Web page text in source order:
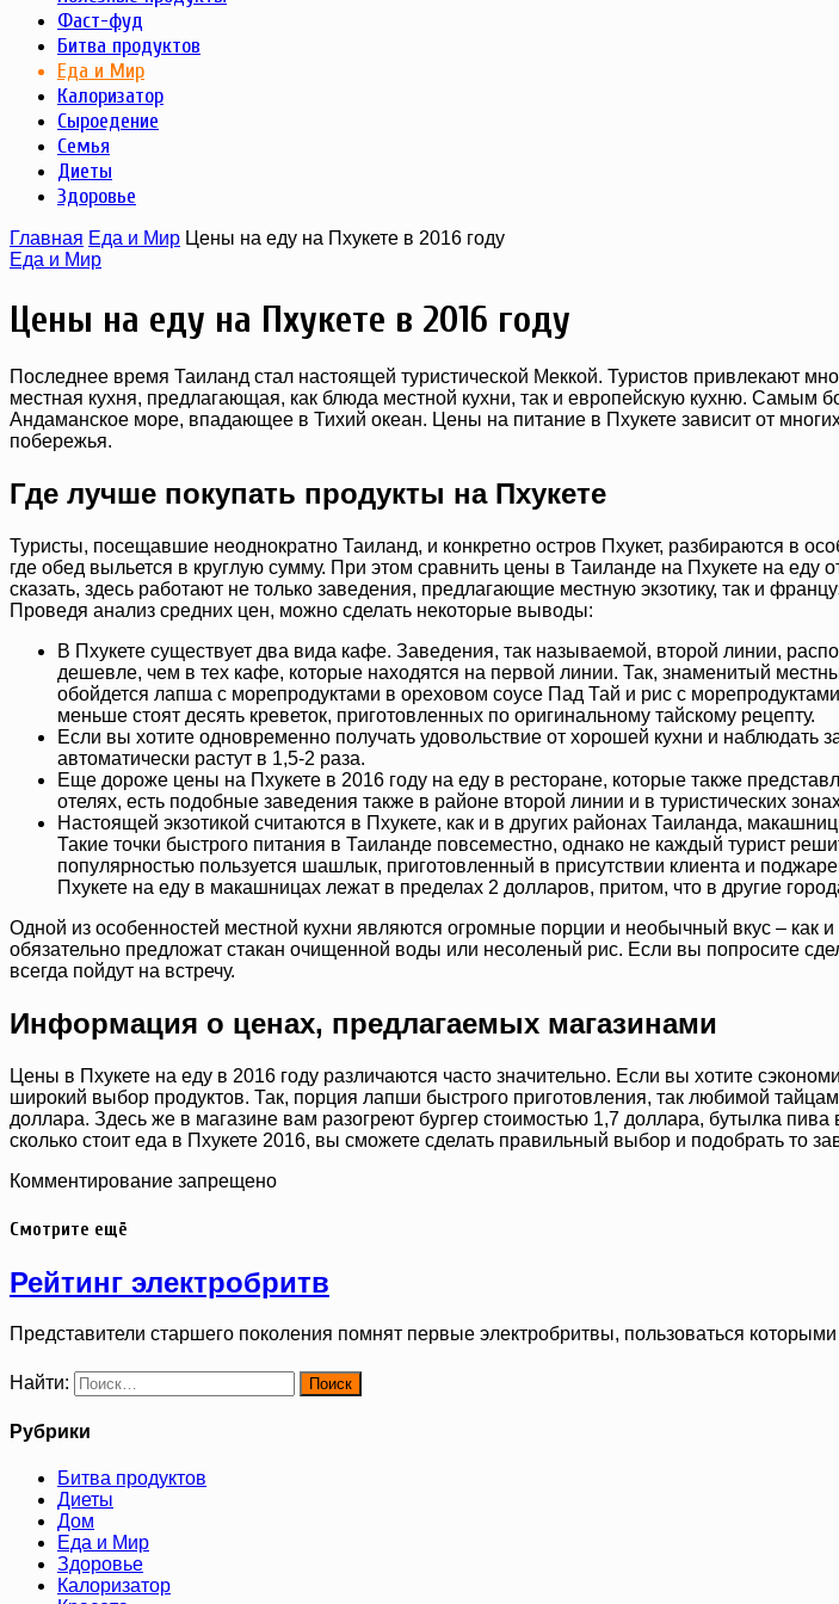
Фаст-фуд
Битва продуктов
Еда и Мир
Калоризатор
Сыроедение
Семья
Диеты
Здоровье
Главная Еда и Мир Цены на еду на Пхукете в 2016 году
Еда и Мир
Цены на еду на Пхукете в 2016 году
Последнее время Таиланд стал настоящей туристической Меккой. Туристов привлекают
местная кухня, предлагающая, как блюда местной кухни, так и европейскую кухню.
Андаманское море, впадающее в Тихий океан. Цены на питание в Пхукете зависит от
побережья.
Где лучше покупать продукты на Пхукете
Туристы, посещавшие неоднократно Таиланд, и конкретно остров Пхукет, разбираются в
где обед выльется в круглую сумму. При этом сравнить цены в Таиланде на Пхукете на еду
сказать, здесь работают не только заведения, предлагающие местную экзотику, так и
Проведя анализ средних цен, можно сделать некоторые выводы:
В Пхукете существует два вида кафе. Заведения, так называемой, второй линии,
дешевле, чем в тех кафе, которые находятся на первой линии. Так, знаменитый
обойдется лапша с морепродуктами в ореховом соусе Пад Тай и рис с
меньше стоят десять креветок, приготовленных по оригинальному тайскому рецепту.
Если вы хотите одновременно получать удовольствие от хорошей кухни и
автоматически растут в 1,5-2 раза.
Еще дороже цены на Пхукете в 2016 году на еду в ресторане, которые также
отелях, есть подобные заведения также в районе второй линии и в туристических
Настоящей экзотикой считаются в Пхукете, как и в других районах Таиланда,
Такие точки быстрого питания в Таиланде повсеместно, однако не каждый турист
популярностью пользуется шашлык, приготовленный в присутствии клиента и
Пхукете на еду в макашницах лежат в пределах 2 долларов, притом, что в другие
Одной из особенностей местной кухни являются огромные порции и необычный вкус – как
обязательно предложат стакан очищенной воды или несоленый рис. Если вы попросите
всегда пойдут на встречу.
Информация о ценах, предлагаемых магазинами
Цены в Пхукете на еду в 2016 году различаются часто значительно. Если вы хотите
широкий выбор продуктов. Так, порция лапши быстрого приготовления, так любимой
доллара. Здесь же в магазине вам разогреют бургер стоимостью 1,7 доллара, бутылка
сколько стоит еда в Пхукете 2016, вы сможете сделать правильный выбор и подобрать то
Комментирование запрещено
Смотрите ещё
Рейтинг электробритв
Представители старшего поколения помнят первые электробритвы, пользоваться
Найти:
Рубрики
Битва продуктов
Диеты
Дом
Еда и Мир
Здоровье
Калоризатор